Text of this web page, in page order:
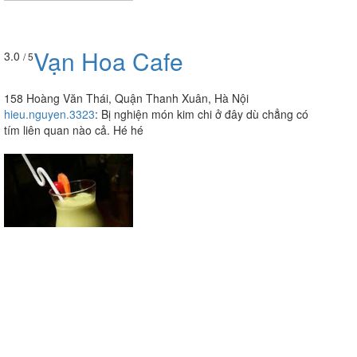
3.0 / 5Vạn Hoa Cafe
158 Hoàng Văn Thái, Quận Thanh Xuân, Hà Nội
hieu.nguyen.3323: Bị nghiện món kim chi ở đây dù chẳng có
tím liên quan nào cả. Hé hé